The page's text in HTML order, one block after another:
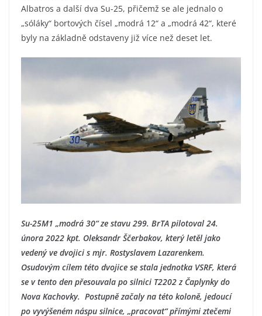
Albatros a další dva Su-25, přičemž se ale jednalo o
„sóláky“ bortových čísel „modrá 12“ a „modrá 42“, které
byly na základně odstaveny již více než deset let.
Su-25M1 „modrá 30“ ze stavu 299. BrTA pilotoval 24.
února 2022 kpt. Oleksandr Ščerbakov, který letěl jako
vedený ve dvojici s mjr. Rostyslavem Lazarenkem.
Osudovým cílem této dvojice se stala jednotka VSRF, která
se v tento den přesouvala po silnici T2202 z Čaplynky do
Nova Kachovky. Postupně začaly na této koloně, jedoucí
po vyvýšeném náspu silnice, „pracovat“ přímými ztečemi